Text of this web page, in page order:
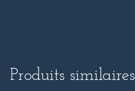
Produits similaires